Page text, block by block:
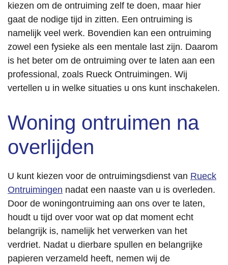
kiezen om de ontruiming zelf te doen, maar hier
gaat de nodige tijd in zitten. Een ontruiming is
namelijk veel werk. Bovendien kan een ontruiming
zowel een fysieke als een mentale last zijn. Daarom
is het beter om de ontruiming over te laten aan een
professional, zoals Rueck Ontruimingen. Wij
vertellen u in welke situaties u ons kunt inschakelen.
Woning ontruimen na
overlijden
U kunt kiezen voor de ontruimingsdienst van Rueck
Ontruimingen nadat een naaste van u is overleden.
Door de woningontruiming aan ons over te laten,
houdt u tijd over voor wat op dat moment echt
belangrijk is, namelijk het verwerken van het
verdriet. Nadat u dierbare spullen en belangrijke
papieren verzameld heeft, nemen wij de